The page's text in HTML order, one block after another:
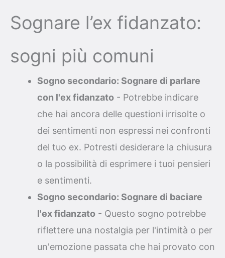
Sognare l’ex fidanzato:
sogni più comuni
Sogno secondario: Sognare di parlare
con l'ex fidanzato - Potrebbe indicare
che hai ancora delle questioni irrisolte o
dei sentimenti non espressi nei confronti
del tuo ex. Potresti desiderare la chiusura
o la possibilità di esprimere i tuoi pensieri
e sentimenti.
Sogno secondario: Sognare di baciare
l'ex fidanzato - Questo sogno potrebbe
riflettere una nostalgia per l'intimità o per
un'emozione passata che hai provato con